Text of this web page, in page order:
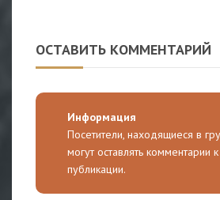
ОСТАВИТЬ КОММЕНТАРИЙ
Информация
Посетители, находящиеся в
могут оставлять комментарии
публикации.